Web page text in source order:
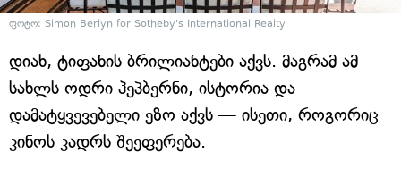
ფოტო: Simon Berlyn for Sotheby's International Realty
დიახ, ტიფანის ბრილიანტები აქვს. მაგრამ ამ
სახლს ოდრი ჰეპბერნი, ისტორია და
დამატყვევებელი ეზო აქვს — ისეთი, როგორიც
კინოს კადრს შეეფერება.